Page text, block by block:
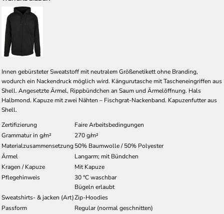
Innen gebürsteter Sweatstoff mit neutralem Größenetikett ohne Branding,
wodurch ein Nackendruck möglich wird. Kängurutasche mit Tascheneingriffen aus
Shell. Angesetzte Ärmel, Rippbündchen an Saum und Ärmelöffnung. Hals
Halbmond. Kapuze mit zwei Nähten – Fischgrat-Nackenband. Kapuzenfutter aus
Shell.
Zertifizierung
Faire Arbeitsbedingungen
Grammatur in g/m²
270 g/m²
Materialzusammensetzung50% Baumwolle / 50% Polyester
Ärmel
Langarm; mit Bündchen
Kragen / Kapuze
Mit Kapuze
Pflegehinweis
30 °C waschbar
Bügeln erlaubt
Sweatshirts- & jacken (Art)Zip-Hoodies
Passform
Regular (normal geschnitten)